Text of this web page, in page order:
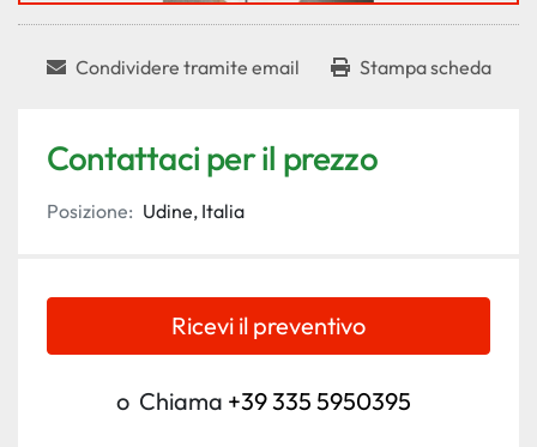
Condividere tramite email Stampa scheda
Contattaci per il prezzo
Posizione: Udine, Italia
Ricevi il preventivo
o Chiama +39 335 5950395